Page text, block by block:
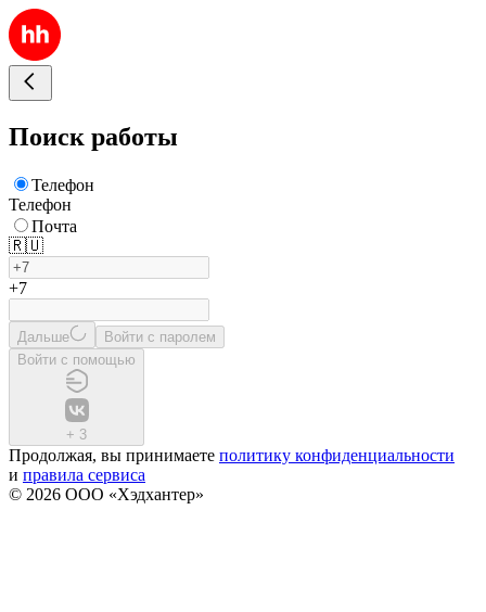
Поиск работы
Телефон
Телефон
Почта
🇷🇺
+7
Дальше
Войти с паролем
Войти с помощью
+ 3
Продолжая, вы принимаете политику конфиденциальности
и правила сервиса
© 2026 ООО «Хэдхантер»